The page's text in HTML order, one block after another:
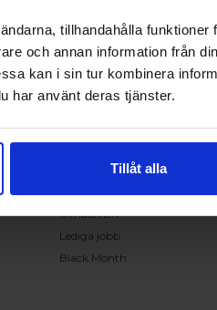
tillhandahålla funktioner
och annan information från
kan i sin tur kombinera
har använt deras tjänster.
Tillåt alla
Snabblänkar
Monterat och klart
Inspiration
Vanliga frågor och svar
Återförsäljare
Omdömen
Lediga jobb
Black Month